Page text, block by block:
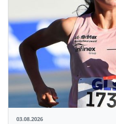
03.08.2026